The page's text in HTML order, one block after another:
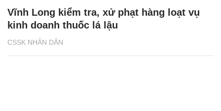
CSSK NHÂN DÂN
Vĩnh Long kiểm tra, xử phạt hàng loạt vụ
kinh doanh thuốc lá lậu